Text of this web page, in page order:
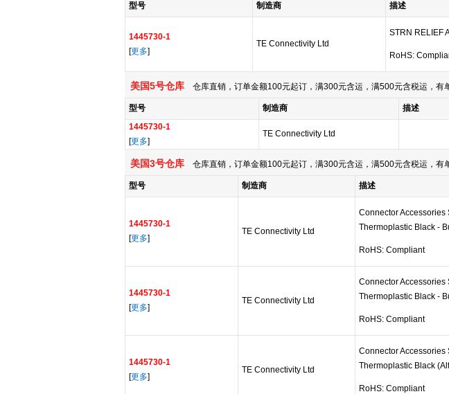
型号 制造商 描述
1445730-1
[更多]
TE Connectivity Ltd
STRN RELIEF
RoHS:
美国5号仓库 仓库直销，订单金额100元起订，满300元含运，满500元含税运，有
型号 制造商 描述
1445730-1
[更多]
TE Connectivity Ltd
美国3号仓库 仓库直销，订单金额100元起订，满300元含运，满500元含税运，有
型号 制造商 描述
1445730-1
[更多]
TE Connectivity Ltd
Connector Accessories
Thermoplastic Black -
RoHS: Compliant
1445730-1
[更多]
TE Connectivity Ltd
Connector Accessories
Thermoplastic Black -
RoHS: Compliant
1445730-1
[更多]
TE Connectivity Ltd
Connector Accessories
Thermoplastic Black
RoHS: Compliant